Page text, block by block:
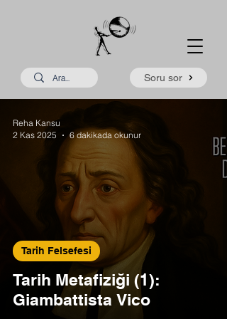
Soru sor
Tarih Metafiziği (1):
Giambattista Vico
Tarih Felsefesi
Reha Kansu
2 Kas 2025
6 dakikada okunur